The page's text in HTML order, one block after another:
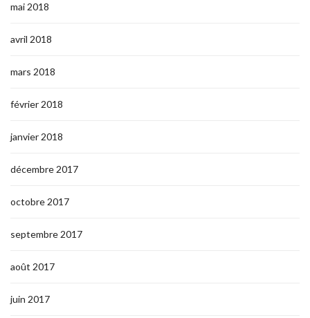
mai 2018
avril 2018
mars 2018
février 2018
janvier 2018
décembre 2017
octobre 2017
septembre 2017
août 2017
juin 2017